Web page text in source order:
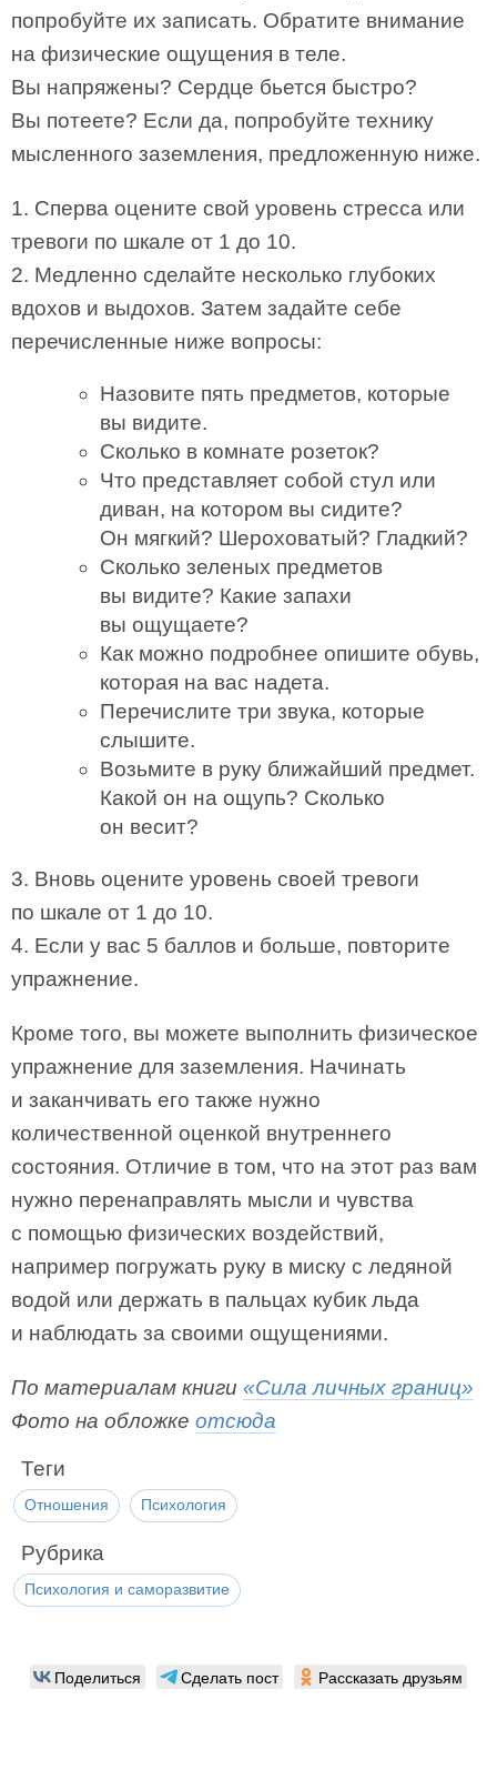
попробуйте их записать. Обратите внимание
на физические ощущения в теле.
Вы напряжены? Сердце бьется быстро?
Вы потеете? Если да, попробуйте технику
мысленного заземления, предложенную ниже.
1. Сперва оцените свой уровень стресса или
тревоги по шкале от 1 до 10.
2. Медленно сделайте несколько глубоких
вдохов и выдохов. Затем задайте себе
перечисленные ниже вопросы:
Назовите пять предметов, которые
вы видите.
Сколько в комнате розеток?
Что представляет собой стул или
диван, на котором вы сидите?
Он мягкий? Шероховатый? Гладкий?
Сколько зеленых предметов
вы видите? Какие запахи
вы ощущаете?
Как можно подробнее опишите обувь,
которая на вас надета.
Перечислите три звука, которые
слышите.
Возьмите в руку ближайший предмет.
Какой он на ощупь? Сколько
он весит?
3. Вновь оцените уровень своей тревоги
по шкале от 1 до 10.
4. Если у вас 5 баллов и больше, повторите
упражнение.
Кроме того, вы можете выполнить физическое
упражнение для заземления. Начинать
и заканчивать его также нужно
количественной оценкой внутреннего
состояния. Отличие в том, что на этот раз вам
нужно перенаправлять мысли и чувства
с помощью физических воздействий,
например погружать руку в миску с ледяной
водой или держать в пальцах кубик льда
и наблюдать за своими ощущениями.
По материалам книги «Сила личных границ»
Фото на обложке отсюда
Теги
Отношения Психология
Рубрика
Психология и саморазвитие
Поделиться Сделать пост Рассказать друзьям